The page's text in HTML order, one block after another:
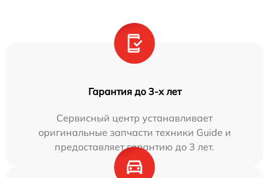
Гарантия до 3-х лет
Сервисный центр устанавливает
оригинальные запчасти техники Guide и
предоставляет гарантию до 3 лет.